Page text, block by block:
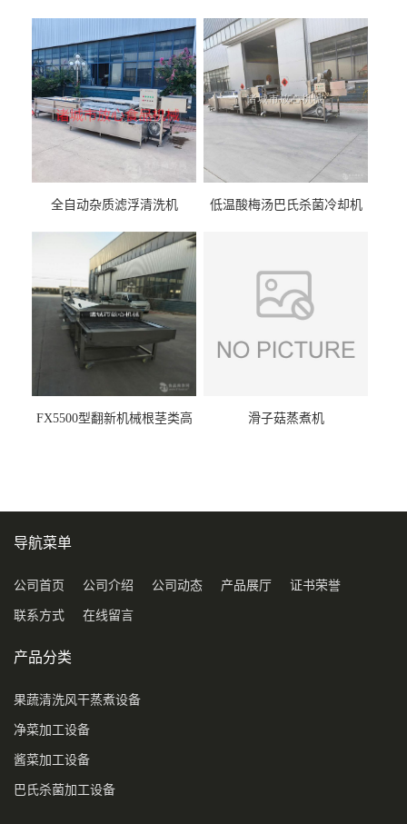
全自动杂质滤浮清洗机 低温酸梅汤巴氏杀菌冷却机
FX5500型翻新机械根茎类高
滑子菇蒸煮机
导航菜单
公司首页 公司介绍 公司动态 产品展厅 证书荣誉
联系方式 在线留言
产品分类
果蔬清洗风干蒸煮设备
净菜加工设备
酱菜加工设备
巴氏杀菌加工设备